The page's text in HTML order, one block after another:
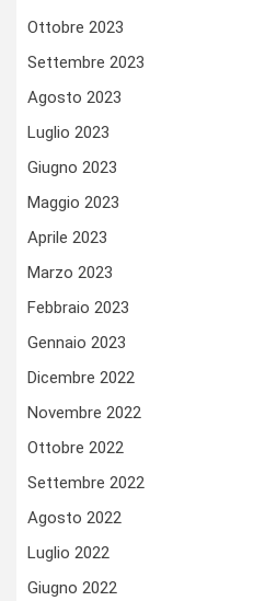
Ottobre 2023
Settembre 2023
Agosto 2023
Luglio 2023
Giugno 2023
Maggio 2023
Aprile 2023
Marzo 2023
Febbraio 2023
Gennaio 2023
Dicembre 2022
Novembre 2022
Ottobre 2022
Settembre 2022
Agosto 2022
Luglio 2022
Giugno 2022